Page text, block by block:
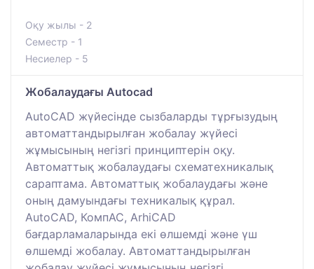
Оқу жылы - 2
Семестр - 1
Несиелер - 5
Жобалаудағы Autocad
AutoCAD жүйесінде сызбаларды тұрғызудың
автоматтандырылған жобалау жүйесі
жұмысының негізгі принциптерін оқу.
Автоматтық жобалаудағы схематехникалық
сараптама. Автоматтық жобалаудағы және
оның дамуындағы техникалық құрал.
AutoCAD, КомпАС, АrhiCAD
бағдарламаларында екі өлшемді және үш
өлшемді жобалау. Автоматтандырылған